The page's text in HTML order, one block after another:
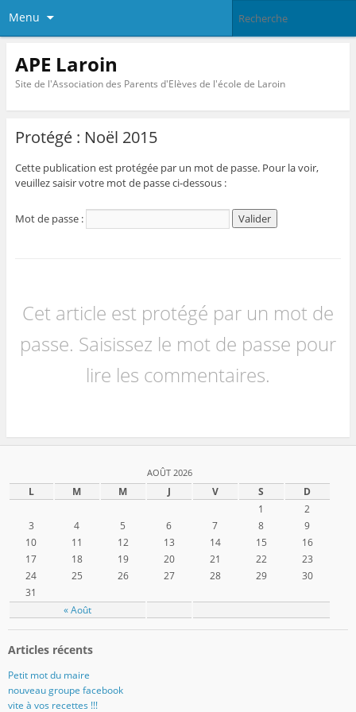
Menu
APE Laroin
Site de l'Association des Parents d'Elèves de l'école de Laroin
Protégé : Noël 2015
Cette publication est protégée par un mot de passe. Pour la voir,
veuillez saisir votre mot de passe ci-dessous :
Mot de passe :
Cet article est protégé par un mot de
passe. Saisissez le mot de passe pour
lire les commentaires.
AOÛT 2026
L M M J V S D
« Août
1
2
3
4 5 6 7 8
9
10
11 12 13 14 15
16
17
18 19 20 21 22
23
24
25 26 27 28 29
30
31
Articles récents
Petit mot du maire
nouveau groupe facebook
vite à vos recettes !!!